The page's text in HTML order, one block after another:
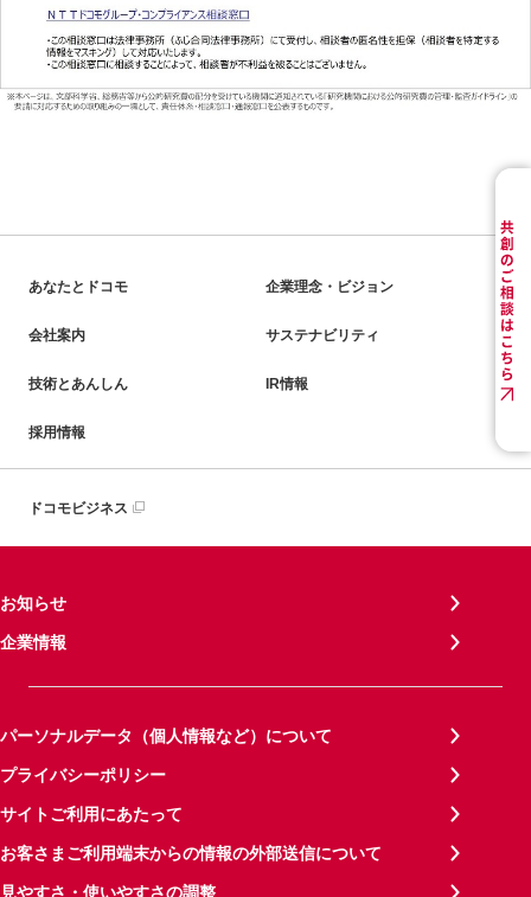
あなたとドコモ 企業理念・ビジョン
会社案内 サステナビリティ
技術とあんしん IR情報
採用情報
ドコモビジネス
お知らせ
企業情報
パーソナルデータ（個人情報など）について
プライバシーポリシー
サイトご利用にあたって
お客さまご利用端末からの情報の外部送信について
見やすさ・使いやすさの調整